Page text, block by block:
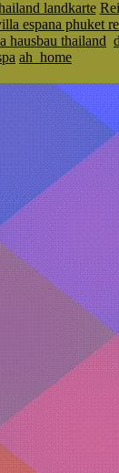
landkarte
espana phuket
hausbau thailand
ah_home